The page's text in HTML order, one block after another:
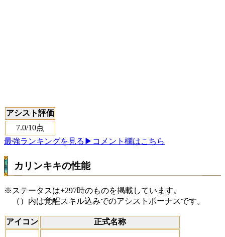
アシスト評価
7.0/10点
最強ランキングを見る ▶コメント欄はこちら
カリンキキの性能
※ステータスは+297時のものを掲載しています。
（）内は覚醒スキル込みでのアシストボーナスです。
アイコン 正式名称